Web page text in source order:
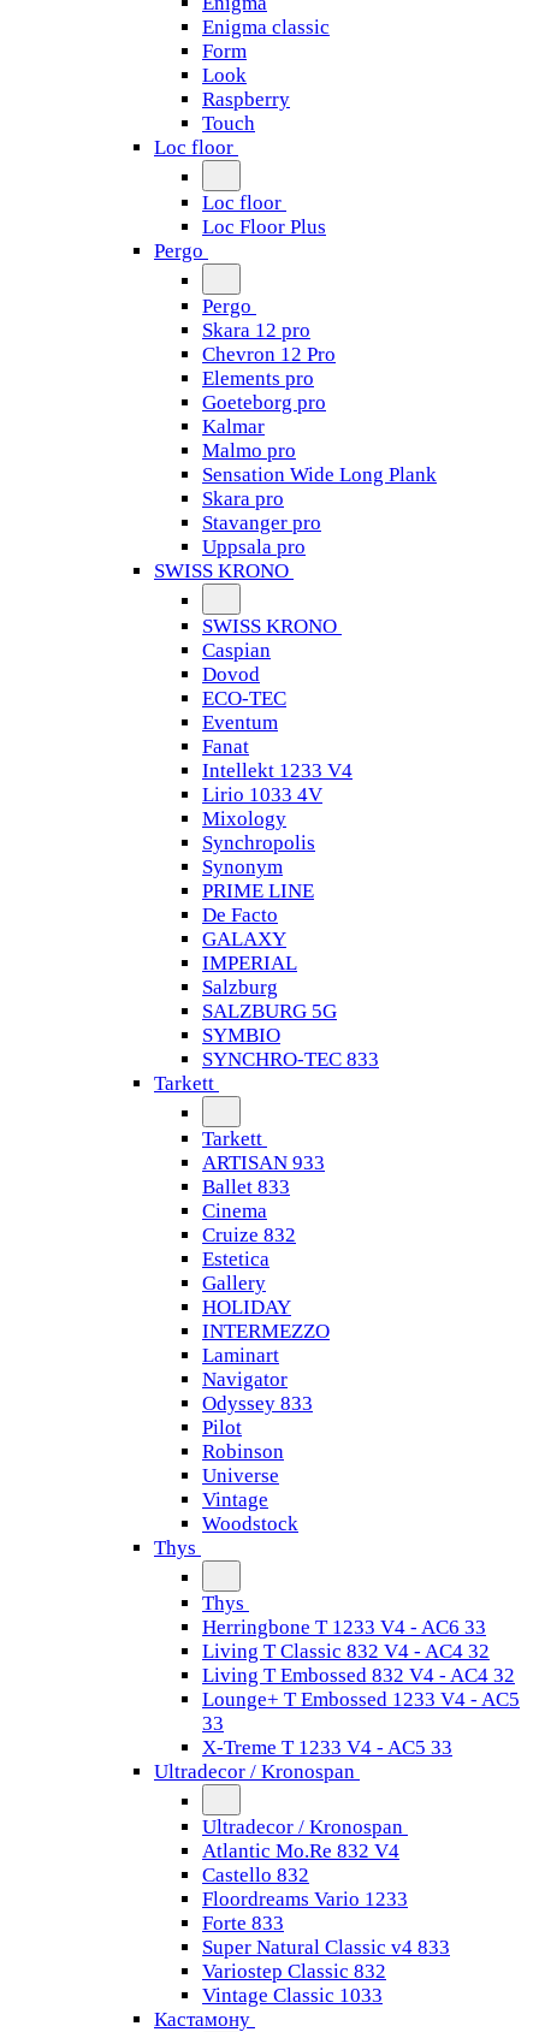
Enigma classic
Form
Look
Raspberry
Touch
Loc floor
Loc floor
Loc Floor Plus
Pergo
Pergo
Skara 12 pro
Chevron 12 Pro
Elements pro
Goeteborg pro
Kalmar
Malmo pro
Sensation Wide Long Plank
Skara pro
Stavanger pro
Uppsala pro
SWISS KRONO
SWISS KRONO
Caspian
Dovod
ECO-TEC
Eventum
Fanat
Intellekt 1233 V4
Lirio 1033 4V
Mixology
Synchropolis
Synonym
PRIME LINE
De Facto
GALAXY
IMPERIAL
Salzburg
SALZBURG 5G
SYMBIO
SYNCHRO-TEC 833
Tarkett
Tarkett
ARTISAN 933
Ballet 833
Cinema
Cruize 832
Estetica
Gallery
HOLIDAY
INTERMEZZO
Laminart
Navigator
Odyssey 833
Pilot
Robinson
Universe
Vintage
Woodstock
Thys
Thys
Herringbone T 1233 V4 - AC6 33
Living T Classic 832 V4 - AC4 32
Living T Embossed 832 V4 - AC4 32
Lounge+ T Embossed 1233 V4 - AC5
33
X-Treme T 1233 V4 - AC5 33
Ultradecor / Kronospan
Ultradecor / Kronospan
Atlantic Mo.Re 832 V4
Castello 832
Floordreams Vario 1233
Forte 833
Super Natural Classic v4 833
Variostep Classic 832
Vintage Classic 1033
Кастамону